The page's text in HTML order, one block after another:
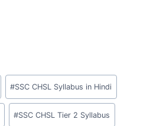
#SSC CHSL Syllabus in Hindi
#SSC CHSL Tier 2 Syllabus